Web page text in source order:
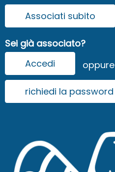
Associati subito
Sei già associato?
Accedi
oppure
richiedi la password